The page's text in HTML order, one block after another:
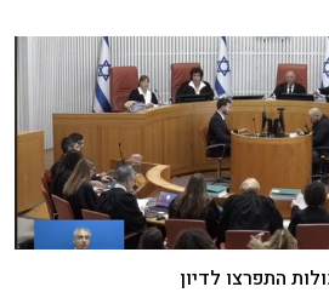
התפרצו לדיון